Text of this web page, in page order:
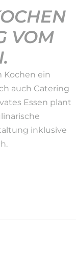
VOM
Kochen ein
auch Catering
Essen plant
inklusive